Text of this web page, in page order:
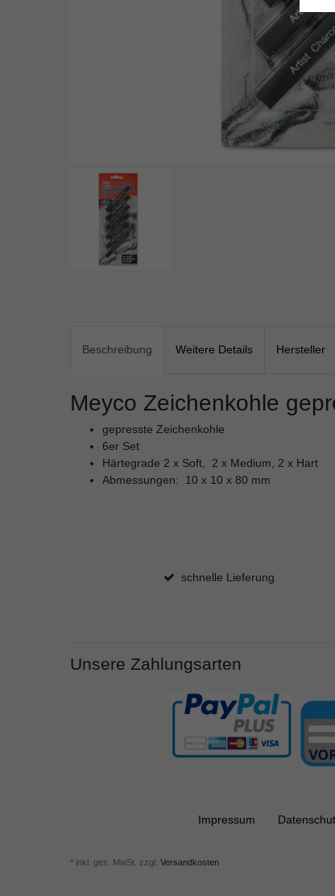
Beschreibung Weitere Details Hersteller
Meyco Zeichenkohle
gepresste Zeichenkohle
6er Set
Härtegrade 2 x Soft, 2 x Medium, 2 x Hart
Abmessungen: 10 x 10 x 80 mm
schnelle Lieferung
Unsere Zahlungsarten
Impressum
* inkl. ges. MwSt. zzgl. Versandkosten